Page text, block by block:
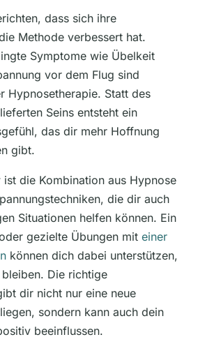
dass sich ihre
Methode verbessert hat.
Symptome wie Übelkeit
vor dem Flug sind
Hypnosetherapie. Statt des
Seins entsteht ein
das dir mehr Hoffnung
gibt.
die Kombination aus Hypnose
die dir auch
Situationen helfen können. Ein
gezielte Übungen mit einer
können dich dabei unterstützen,
Die richtige
dir nicht nur eine neue
sondern kann auch dein
beeinflussen.